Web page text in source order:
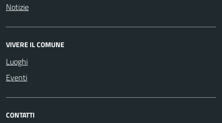
Notizie
VIVERE IL COMUNE
Luoghi
Eventi
CONTATTI